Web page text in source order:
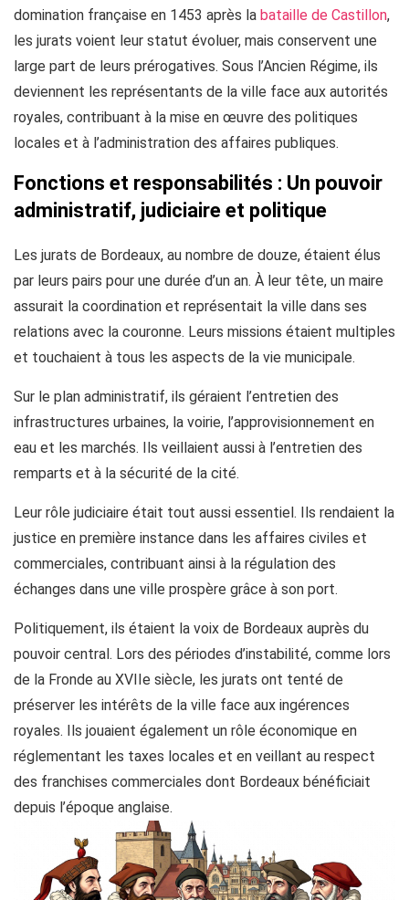
domination française en 1453 après la bataille de Castillon,
les jurats voient leur statut évoluer, mais conservent une
large part de leurs prérogatives. Sous l’Ancien Régime, ils
deviennent les représentants de la ville face aux autorités
royales, contribuant à la mise en œuvre des politiques
locales et à l’administration des affaires publiques.
Fonctions et responsabilités : Un pouvoir
administratif, judiciaire et politique
Les jurats de Bordeaux, au nombre de douze, étaient élus
par leurs pairs pour une durée d’un an. À leur tête, un maire
assurait la coordination et représentait la ville dans ses
relations avec la couronne. Leurs missions étaient multiples
et touchaient à tous les aspects de la vie municipale.
Sur le plan administratif, ils géraient l’entretien des
infrastructures urbaines, la voirie, l’approvisionnement en
eau et les marchés. Ils veillaient aussi à l’entretien des
remparts et à la sécurité de la cité.
Leur rôle judiciaire était tout aussi essentiel. Ils rendaient la
justice en première instance dans les affaires civiles et
commerciales, contribuant ainsi à la régulation des
échanges dans une ville prospère grâce à son port.
Politiquement, ils étaient la voix de Bordeaux auprès du
pouvoir central. Lors des périodes d’instabilité, comme lors
de la Fronde au XVIIe siècle, les jurats ont tenté de
préserver les intérêts de la ville face aux ingérences
royales. Ils jouaient également un rôle économique en
réglementant les taxes locales et en veillant au respect
des franchises commerciales dont Bordeaux bénéficiait
depuis l’époque anglaise.